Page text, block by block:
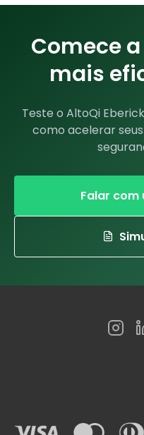
Comece
mais
Teste o AltoQi
como acelerar
Falar com